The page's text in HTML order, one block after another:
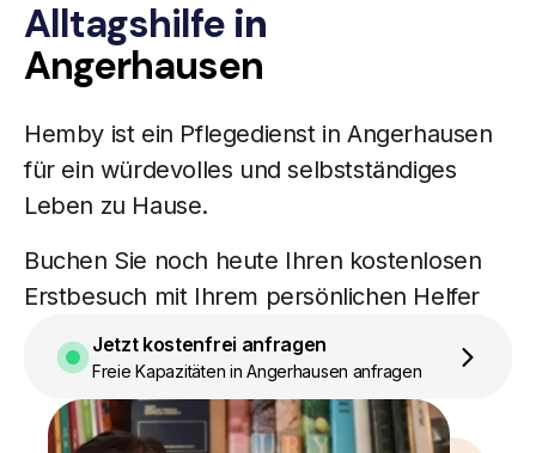
Alltagshilfe in
Angerhausen
Hemby ist ein Pflegedienstin Angerhausen
für ein würdevolles und selbstständiges
Leben zu Hause.
Buchen Sie noch heute Ihren kostenlosen
Erstbesuch mit Ihrem persönlichen Helfer
Jetzt kostenfrei anfragen
Freie Kapazitäten in Angerhausen anfragen